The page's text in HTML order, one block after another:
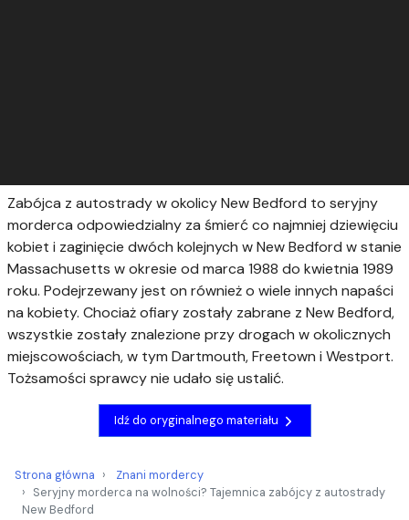
Zabójca z autostrady w okolicy New Bedford to seryjny
morderca odpowiedzialny za śmierć co najmniej dziewięciu
kobiet i zaginięcie dwóch kolejnych w New Bedford w stanie
Massachusetts w okresie od marca 1988 do kwietnia 1989
roku. Podejrzewany jest on również o wiele innych napaści
na kobiety. Chociaż ofiary zostały zabrane z New Bedford,
wszystkie zostały znalezione przy drogach w okolicznych
miejscowościach, w tym Dartmouth, Freetown i Westport.
Tożsamości sprawcy nie udało się ustalić.
Idź do oryginalnego materiału
Strona główna
Znani mordercy
Seryjny morderca na wolności? Tajemnica zabójcy z autostrady
New Bedford